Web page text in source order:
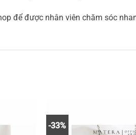
để được nhân viên chăm sóc
-33%